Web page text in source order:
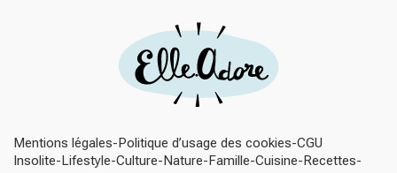
Mentions légales Politique d’usage des cookies CGU
Insolite Lifestyle Culture Nature Famille Cuisine Recettes